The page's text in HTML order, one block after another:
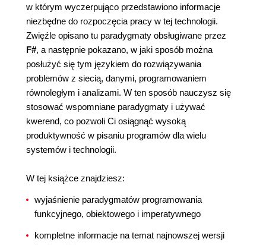
w którym wyczerpująco przedstawiono informacje
niezbędne do rozpoczęcia pracy w tej technologii.
Zwięźle opisano tu paradygmaty obsługiwane przez
F#, a następnie pokazano, w jaki sposób można
posłużyć się tym językiem do rozwiązywania
problemów z siecią, danymi, programowaniem
równoległym i analizami. W ten sposób nauczysz się
stosować wspomniane paradygmaty i używać
kwerend, co pozwoli Ci osiągnąć wysoką
produktywność w pisaniu programów dla wielu
systemów i technologii.
W tej książce znajdziesz:
wyjaśnienie paradygmatów programowania
funkcyjnego, obiektowego i imperatywnego
kompletne informacje na temat najnowszej wersji